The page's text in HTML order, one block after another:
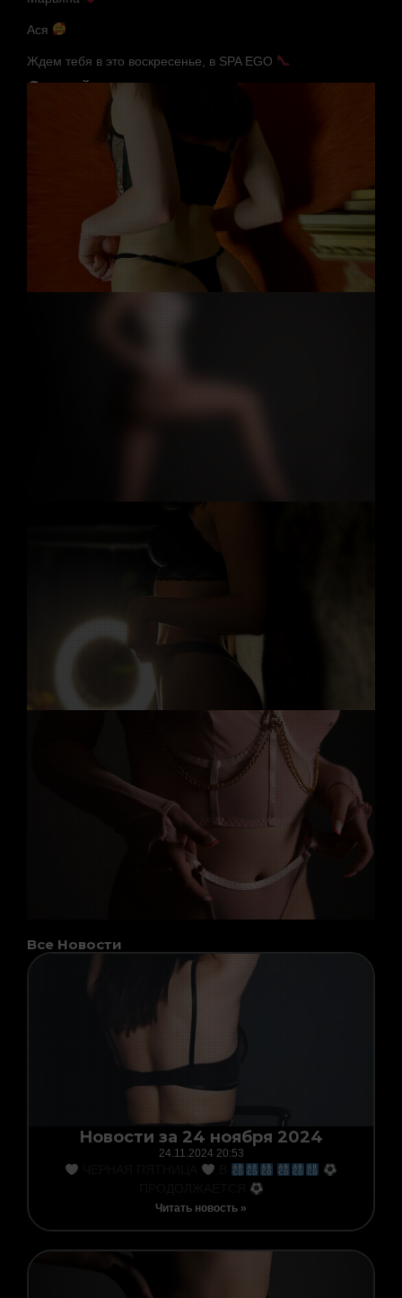
Ася
Ждем тебя в это воскресенье, в SPA EGO
Случайные мастера
Все Новости
Новости за 24 ноября 2024
24.11.2024 20:53
Читать новость »
PagePagePage Page